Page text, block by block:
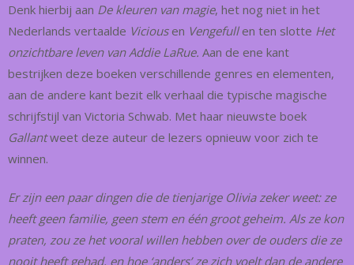
Denk hierbij aan De kleuren van magie, het nog niet in het
Nederlands vertaalde Vicious en Vengefullen ten slotte Het
onzichtbare leven van Addie LaRue. Aan de ene kant
bestrijken deze boeken verschillende genres en elementen,
aan de andere kant bezit elk verhaal die typische magische
schrijfstijl van Victoria Schwab. Met haar nieuwste boek
Gallantweet deze auteur de lezers opnieuw voor zich te
winnen.
Er zijn een paar dingen die de tienjarige Olivia zeker weet: ze
heeft geen familie, geen stem en één groot geheim. Als ze kon
praten, zou ze het vooral willen hebben over de ouders die ze
nooit heeft gehad, en hoe ‘anders’ ze zich voelt dan de andere